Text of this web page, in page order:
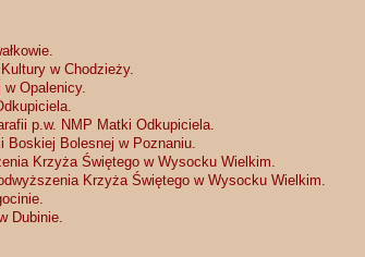
Kultury w Chodzieży.
w Opalenicy.
p.w. NMP Matki Odkupiciela.
Boskiej Bolesnej w Poznaniu.
Krzyża Świętego w Wysocku Wielkim.
Krzyża Świętego w Wysocku Wielkim.
Dubinie.